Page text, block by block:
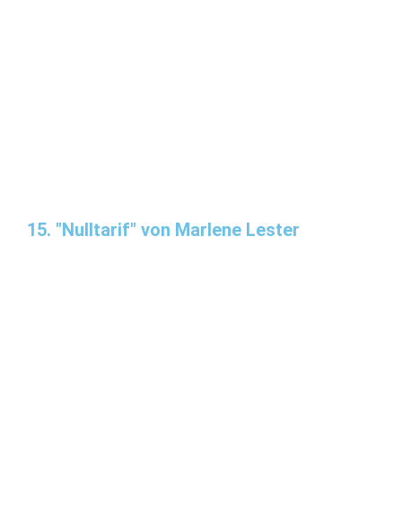
15. "Nulltarif" von Marlene Lester